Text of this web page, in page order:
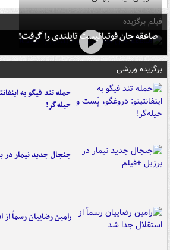
فیلم برگزیده
صاعقه جان فوتبالیست تایلندی را گرفت!
برگزیده ورزشی
حمله تند فیگو به
حیله‌گر!
جنجال جدید نیمار در
رامین رضاییان رسماً